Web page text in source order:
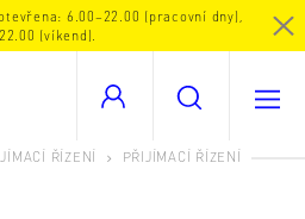
6.00–22.00 (pracovní dny),
(víkend).
ŘÍZENÍ PŘIJÍMACÍ ŘÍZENÍ